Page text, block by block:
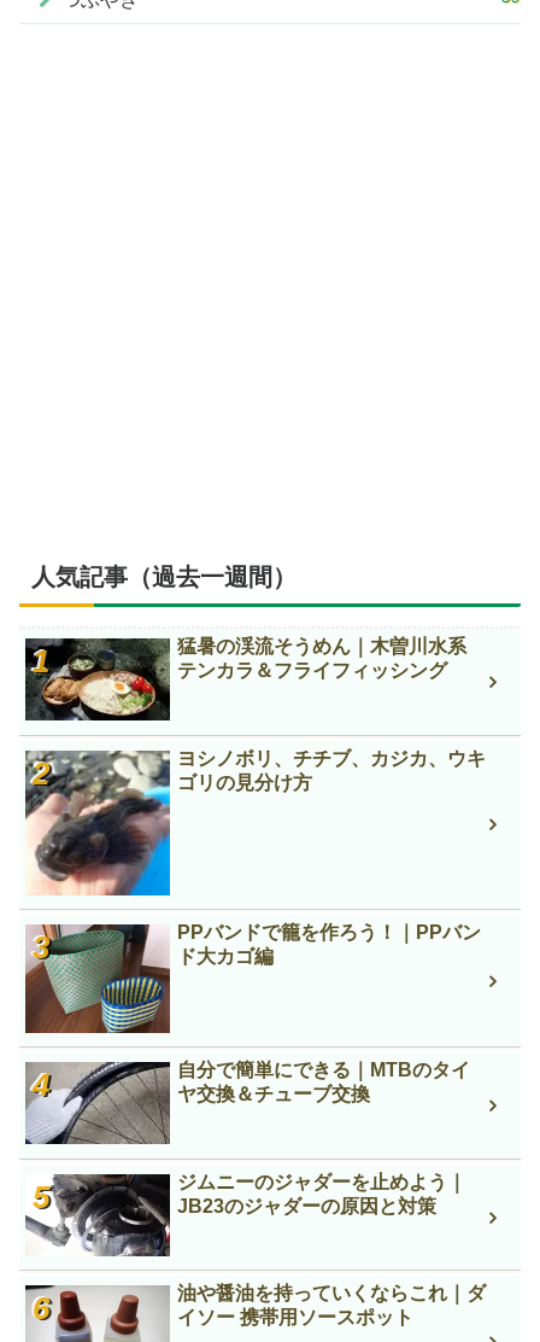
人気記事（過去一週間）
猛暑の渓流そうめん｜木曽川水系
テンカラ＆フライフィッシング
ヨシノボリ、チチブ、カジカ、ウキ
ゴリの見分け方
PPバンドで籠を作ろう！｜PPバン
ド大カゴ編
自分で簡単にできる｜MTBのタイ
ヤ交換＆チューブ交換
ジムニーのジャダーを止めよう｜
JB23のジャダーの原因と対策
油や醤油を持っていくならこれ｜ダ
イソー 携帯用ソースポット